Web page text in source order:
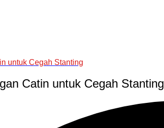
untuk Cegah Stanting
Catin untuk Cegah Stanting